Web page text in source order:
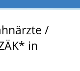
/
in